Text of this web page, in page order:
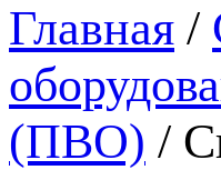
Главная /
(ПВО) /